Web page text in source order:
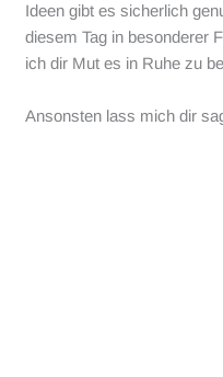
Ideen gibt es sicherlich
diesem Tag in besonderer
ich dir Mut es in Ruhe zu
Ansonsten lass mich dir